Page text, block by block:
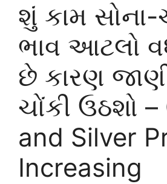
શું કામ સોના-
ભાવ આટલો
છે કારણ
ચોંકી ઉઠશો –
and Silver
Increasing